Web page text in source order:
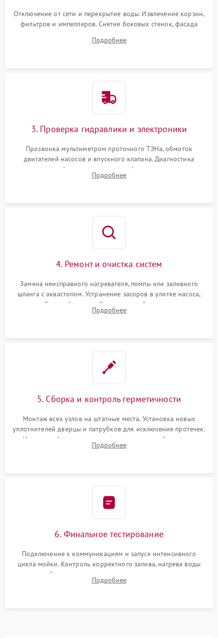
Отключение от сети и перекрытие воды. Извлечение корзин,
фильтров и импеллеров. Снятие боковых стенок, фасада
циркуляционному насосу, ТЭНу и сливной помпе.
Подробнее
3. Проверка гидравлики и электроники
Прозвонка мультиметром проточного ТЭНа, обмоток
двигателей насосов и впускного клапана. Диагностика
прессостата (датчика уровня воды), датчика мутности,
концевика дверцы и электронного модуля управления.
Подробнее
4. Ремонт и очистка систем
Замена неисправного нагревателя, помпы или заливного
шланга с аквастопом. Устранение засоров в улитке насоса,
патрубках и фильтрах. Компонентный ремонт платы
управления, восстановление поврежденной проводки.
Подробнее
5. Сборка и контроль герметичности
Монтаж всех узлов на штатные места. Установка новых
уплотнителей дверцы и патрубков для исключения протечек.
Надежная фиксация хомутов гидравлической системы,
сборка корпуса и установка датчика поплавка.
Подробнее
6. Финальное тестирование
Подключение к коммуникациям и запуск интенсивного
цикла мойки. Контроль корректного залива, нагрева воды
до нужной температуры, отсутствия посторонних шумов,
штатного слива и абсолютной сухости в поддоне.
Подробнее